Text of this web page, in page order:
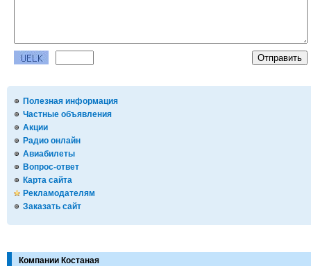
Полезная информация
Частные объявления
Акции
Радио онлайн
Авиабилеты
Вопрос-ответ
Карта сайта
Рекламодателям
Заказать сайт
Компании Костаная